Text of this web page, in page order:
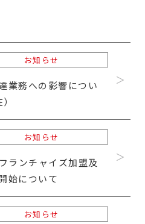
お知らせ
業務への影響につい
お知らせ
ランチャイズ加盟及
始について
お知らせ